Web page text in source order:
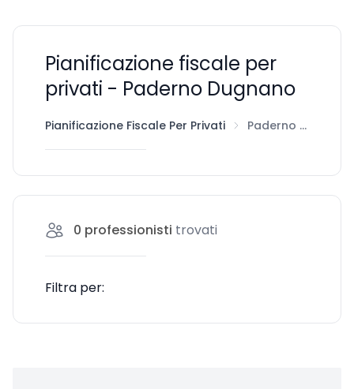
Pianificazione fiscale per
privati - Paderno Dugnano
Pianificazione Fiscale Per Privati Paderno Dugnano
0 professionisti trovati
Filtra per: